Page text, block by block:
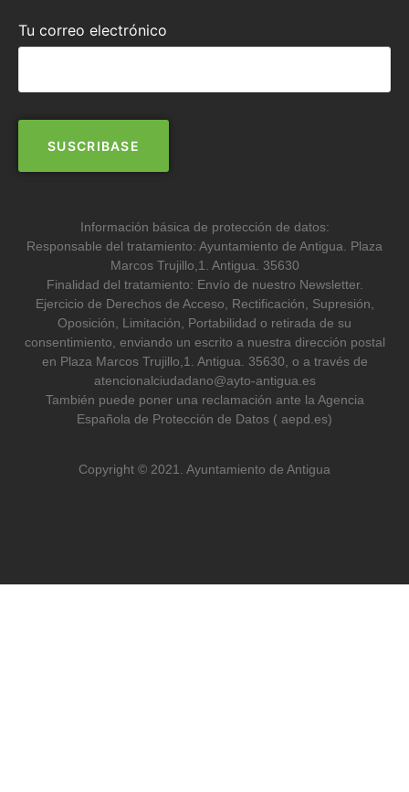
Tu correo electrónico
Información básica de protección de datos:
Responsable del tratamiento: Ayuntamiento de Antigua. Plaza
Marcos Trujillo,1. Antigua. 35630
Finalidad del tratamiento: Envío de nuestro Newsletter.
Ejercicio de Derechos de Acceso, Rectificación, Supresión,
Oposición, Limitación, Portabilidad o retirada de su
consentimiento, enviando un escrito a nuestra dirección postal
en Plaza Marcos Trujillo,1. Antigua. 35630, o a través de
atencionalciudadano@ayto-antigua.es
También puede poner una reclamación ante la Agencia
Española de Protección de Datos ( aepd.es)
Copyright © 2021. Ayuntamiento de Antigua